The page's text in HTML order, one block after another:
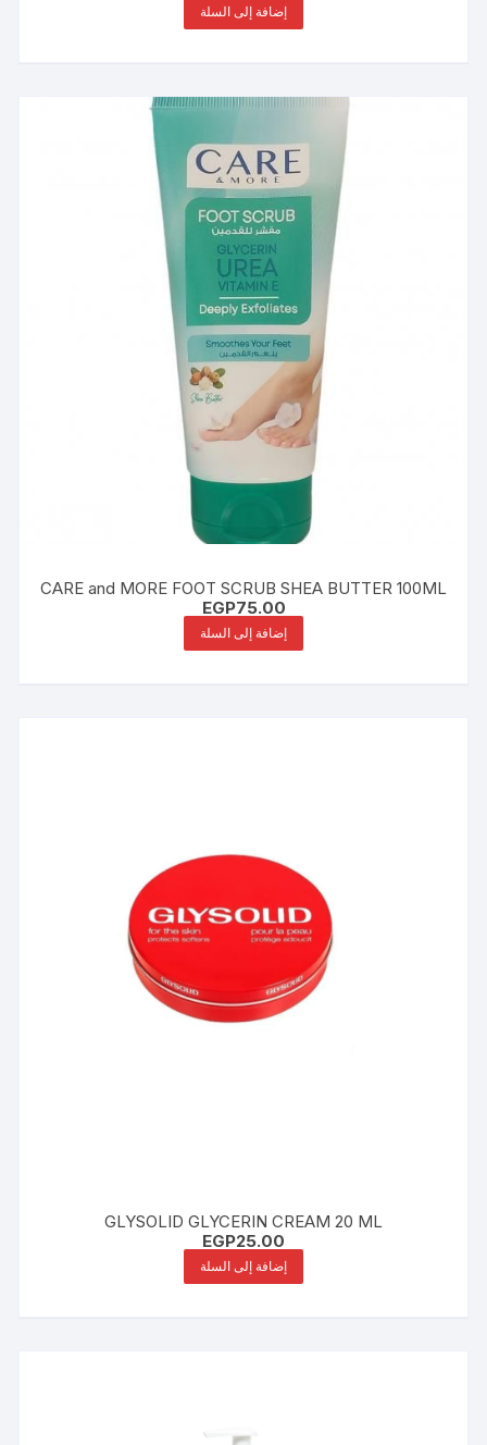
إضافة إلى السلة
CARE and MORE FOOT SCRUB SHEA BUTTER 100ML
EGP75.00
إضافة إلى السلة
GLYSOLID GLYCERIN CREAM 20 ML
EGP25.00
إضافة إلى السلة